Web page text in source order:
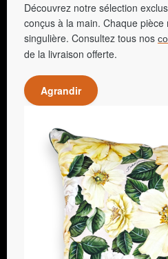
Découvrez notre sélection
conçus à la main. Chaque
singulière. Consultez tous nos
de la livraison offerte.
Agrandir